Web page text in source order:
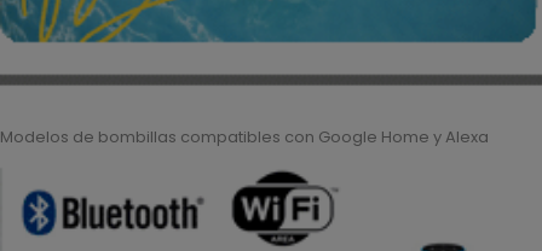
Modelos de bombillas compatibles con Google Home y Alexa